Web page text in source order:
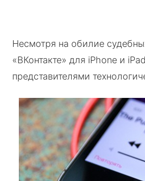
Несмотря на обилие
«ВКонтакте» для iPhone и
представителями